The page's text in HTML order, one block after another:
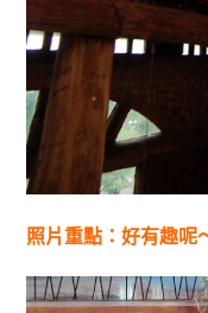
照片重點：好有趣呢